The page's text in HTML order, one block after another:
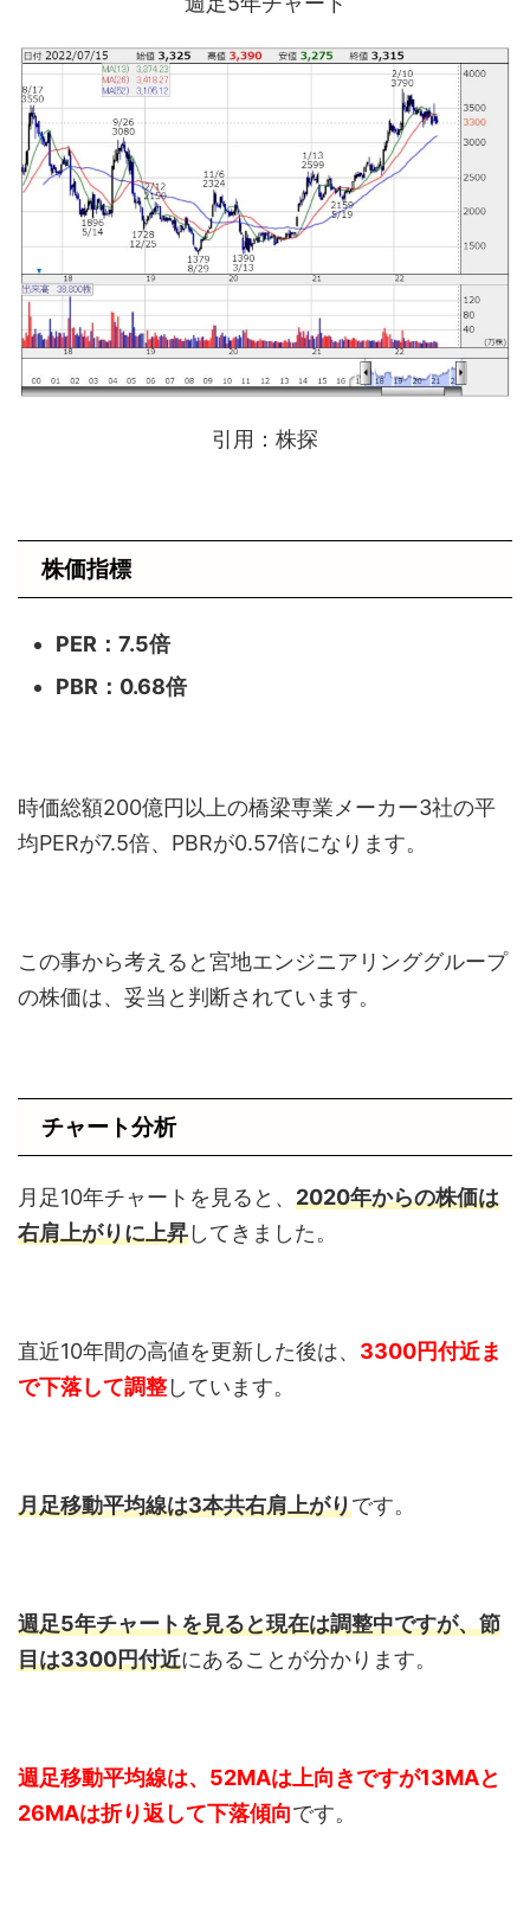
引用：株探
株価指標
PER：7.5倍
PBR：0.68倍
時価総額200億円以上の橋梁専業メーカー3社の平
均PERが7.5倍、PBRが0.57倍になります。
この事から考えると宮地エンジニアリンググループ
の株価は、妥当と判断されています。
チャート分析
月足10年チャートを見ると、 2020年からの株価は
右肩上がりに上昇してきました。
直近10年間の高値を更新した後は、 3300円付近ま
で下落して調整しています。
月足移動平均線は3本共右肩上がりです。
週足5年チャートを見ると現在は調整中ですが、節
目は3300円付近にあることが分かります。
週足移動平均線は、52MAは上向きですが13MAと
26MAは折り返して下落傾向です。